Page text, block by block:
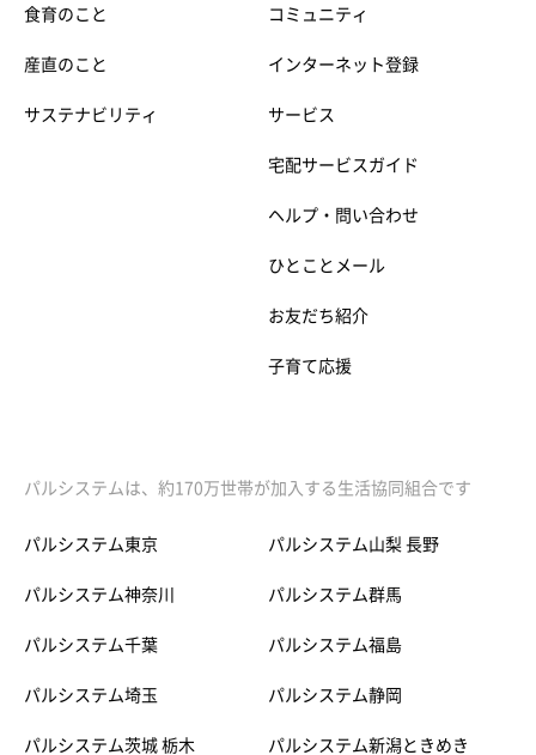
食育のこと
産直のこと
サステナビリティ
コミュニティ
インターネット登録
サービス
宅配サービスガイド
ヘルプ・問い合わせ
ひとことメール
お友だち紹介
子育て応援
パルシステムは、約170万世帯が加入する生活協同組合です
パルシステム東京
パルシステム神奈川
パルシステム千葉
パルシステム埼玉
パルシステム茨城 栃木
パルシステム山梨 長野
パルシステム群馬
パルシステム福島
パルシステム静岡
パルシステム新潟ときめき